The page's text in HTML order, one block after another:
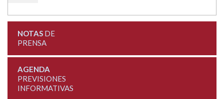
NOTASDE
PRENSA
AGENDA
PREVISIONES
INFORMATIVAS